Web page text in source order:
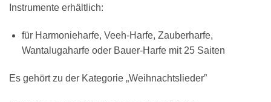
Instrumente erhältlich:
für Harmonieharfe, Veeh-Harfe, Zauberharfe,
Wantalugaharfe oder Bauer-Harfe mit 25 Saiten
Es gehört zu der Kategorie „Weihnachtslieder”